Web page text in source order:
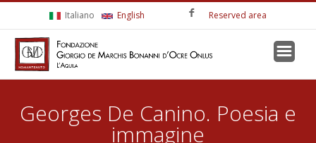
Italiano English Reserved area
Georges De Canino. Poesia e
immagine
You are here